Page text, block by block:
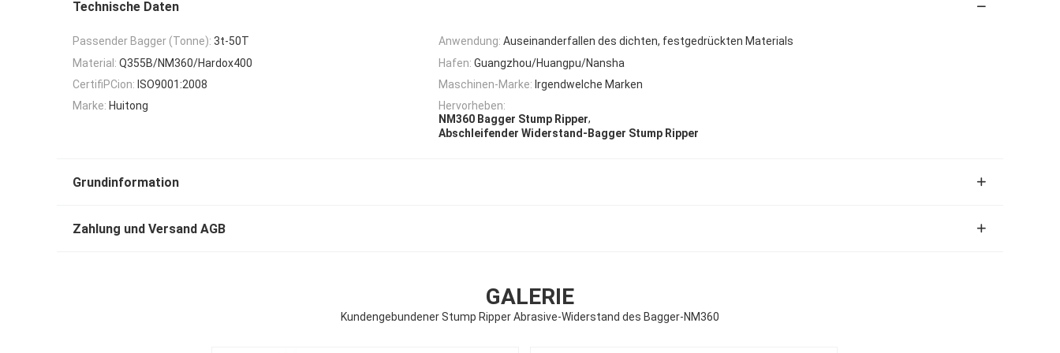
Technische Daten
Passender Bagger (Tonne): 3t-50T Anwendung: Auseinanderfallen des dichten, festgedrückten Materials
Material: Q355B/NM360/Hardox400 Hafen: Guangzhou/Huangpu/Nansha
CertifiPCion: ISO9001:2008 Maschinen-Marke: Irgendwelche Marken
Marke: Huitong
Hervorheben:
NM360 Bagger Stump Ripper,
Abschleifender Widerstand-Bagger Stump Ripper
Grundinformation
Zahlung und Versand AGB
GALERIE
Kundengebundener Stump Ripper Abrasive-Widerstand des Bagger-NM360